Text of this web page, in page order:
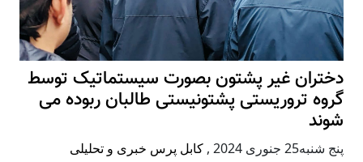
دختران غیر پشتون بصورت سیستماتیک توسط
گروه تروریستی پشتونیستی طالبان ربوده می
شوند
پنج شنبه25 جنوری 2024 , کابل پرس خبری و تحلیلی